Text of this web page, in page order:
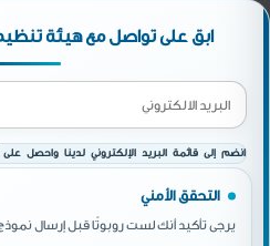
ابق على تواصل مع هيئة تنظيم
انضم إلى قائمة البريد الإلكتروني لدينا واحصل على
التحقق الأمني
يرجى تأكيد أنك لست روبوتًا قبل إرسال